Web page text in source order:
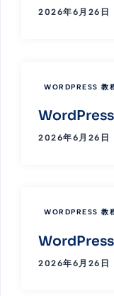
2026年6月26日
WORDPRESS 教
WordPress
2026年6月26日
WORDPRESS 教
WordPress
2026年6月26日